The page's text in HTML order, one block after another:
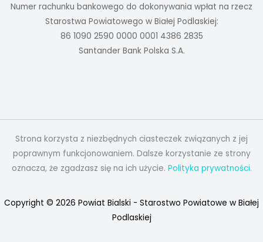
Numer rachunku bankowego do dokonywania wpłat na rzecz
Starostwa Powiatowego w Białej Podlaskiej:
86 1090 2590 0000 0001 4386 2835
Santander Bank Polska S.A.
Strona korzysta z niezbędnych ciasteczek związanych z jej
poprawnym funkcjonowaniem. Dalsze korzystanie ze strony
oznacza, że zgadzasz się na ich użycie. Polityka prywatności.
Copyright © 2026 Powiat Bialski - Starostwo Powiatowe w Białej
Podlaskiej